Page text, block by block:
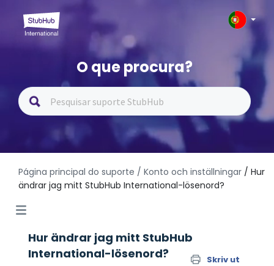
O que procura?
Página principal do suporte / Konto och inställningar / Hur
ändrar jag mitt StubHub International-lösenord?
Hur ändrar jag mitt StubHub
International-lösenord?
Skriv ut